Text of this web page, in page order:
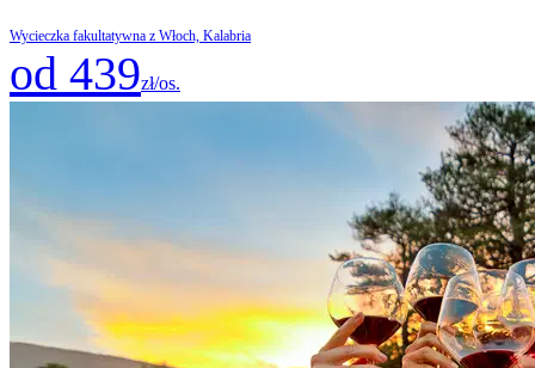
Wycieczka fakultatywna z Włoch, Kalabria
od 439zł/os.